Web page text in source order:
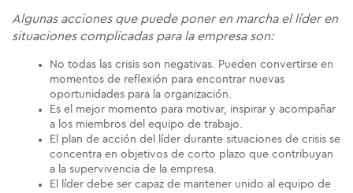
Algunas acciones que puede poner en marcha el líder en
situaciones complicadas para la empresa son:
No todas las crisis son negativas. Pueden convertirse en
momentos de reflexión para encontrar nuevas
oportunidades para la organización.
Es el mejor momento para motivar, inspirar y acompañar
a los miembros del equipo de trabajo.
El plan de acción del líder durante situaciones de crisis se
concentra en objetivos de corto plazo que contribuyan
a la supervivencia de la empresa.
El líder debe ser capaz de mantener unido al equipo de